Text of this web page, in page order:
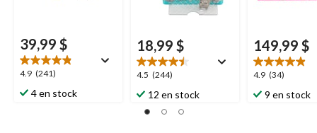
39,99 $
4.9 (241)
4.9
étoile(s)
sur
4 en stock
18,99 $
4.5 (244)
4.5
étoile(s)
sur
5.
12 en stock
149,99 $
4.9 (34)
4.9
étoile(s)
sur
9 en stock